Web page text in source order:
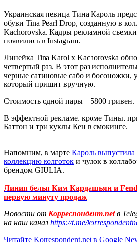
Украинская певица Тина Кароль
обуви Tina Pearl Drop, созданную в
Kachorovska. Кадры рекламной съемки
появились в Instagram.
Линейка Tina Karol x Kachorovska
четвертый раз. В этот раз
черные сатиновые сабо и босоножки,
который пришит вручную.
Стоимость одной пары – 5800 гривен.
В эффектной рекламе, кроме Тины,
Баттон и три куклы Кен в смокинге.
Напомним, в марте Кароль
коллекцию колготок и чулок в
брендом GIULIA.
Линия белья Ким Кардашьян и
первую минуту продаж
Новости от Корреспондент.netв
на наш канал https://t.me/
Читайте Korrespondent.net в Google